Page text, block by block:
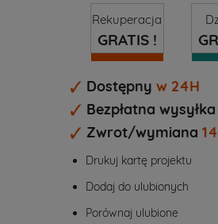
Rekuperacja
GRATIS !
Dostępny w 24H
Bezpłatna wysyłka
Zwrot/wymiana
Drukuj kartę projektu
Dodaj do ulubionych
Porównaj ulubione